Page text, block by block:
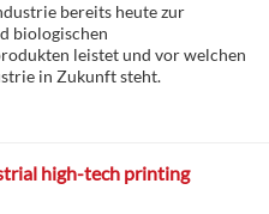
bereits heute zur
biologischen
leistet und vor welchen
in Zukunft steht.
high-tech printing